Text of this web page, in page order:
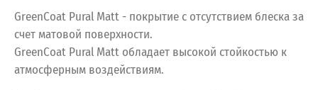
GreenCoat Pural Matt - покрытие с отсутствием блеска за
счет матовой поверхности.
GreenCoat Pural Matt обладает высокой стойкостью к
атмосферным воздействиям.